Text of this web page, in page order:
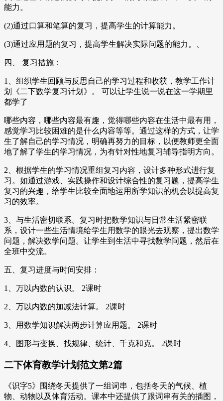
能力。
(2)通过口算和笔算的复习，提高学生的计算能力。
(3)通过应用题的复习，提高学生解决实际问题的能力。、
四、 复习措施：
1、组织学生回顾与反思自己的学习过程和收获，教学工作计
划《二下数学复习计划》。 可以让学生说一说在这一学期里
都学了
哪些内容，哪些内容最有趣，觉得哪些内容在生活中最有用，
感觉学习比较困难的是什么内容等等。通过这样的方式，让学
生了解自己的学习情况，明确再努力的目标，以便教师更全面
地了解了学生的学习情况，为有针对性地复习辅导指明方向。
2、根据学生的学习情况重组复习内容，设计多种形式进行复
习。如通过游戏、实践操作和设计综合性的复习题，提高学生
复习的兴趣，给学生比较全面地运用所学知识的机会以提高复
习的效率。
3、与生活密切联系。复习时把数学知识与日常生活紧密联
系，设计一些生活情境给学生用数学的眼光去观察，提出数学
问题，解决数学问题。让学生到生活中寻找数学问题，然后在
全班中交流。
五、复习进度与时间安排：
1、万以内数的认识。 2课时
2、万以内数的加减法计算。 2课时
3、用数学知识解决两步计算应用题。 2课时
4、图形与变换、找规律、统计、千克和克。 2课时
二下体育教学计划范文第2篇
《识字5》围绕冬天提供了一组词串，包括冬天的气候、植
物、动物以及体育活动。课本中还提供了跟词串有关的插图，